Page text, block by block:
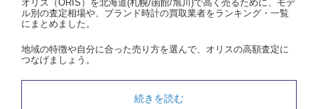
オリス（ORIS）を北海道(札幌/函館/旭川)で高く売るために、モデ
ル別の査定相場や、ブランド時計の買取業者をランキング・一覧
にまとめました。
地域の特徴や自分に合った売り方を選んで、オリスの高額査定に
つなげましょう。
続きを読む